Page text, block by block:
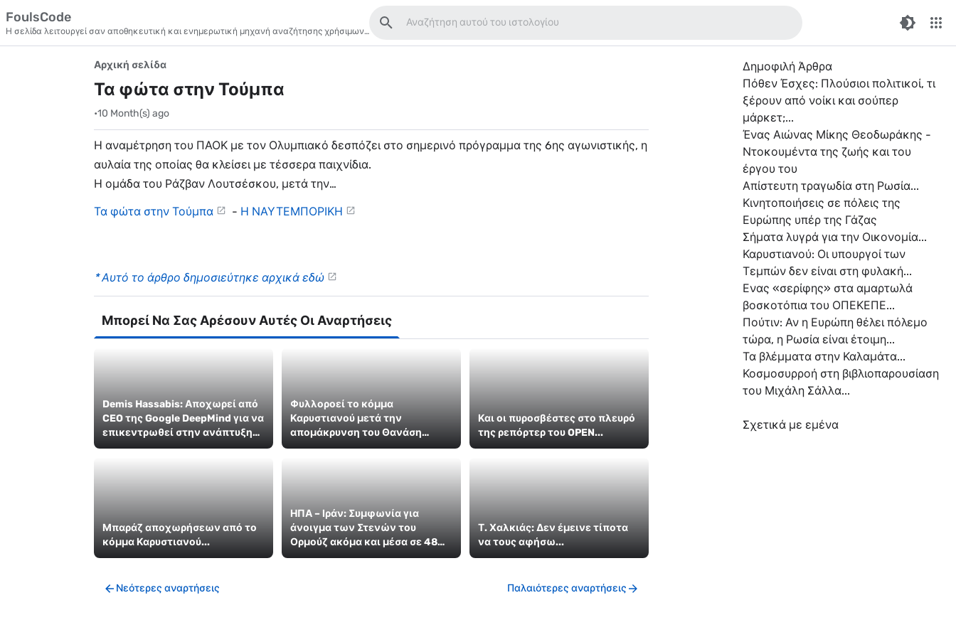
FoulsCode
Η σελίδα λειτουργεί σαν αποθηκευτική και ενημερωτική μηχανή αναζήτησης χρήσιμων…
Αρχική σελίδα
Τα φώτα στην Τούμπα
•10 Month(s) ago
Η αναμέτρηση του ΠΑΟΚ με τον Ολυμπιακό δεσπόζει στο σημερινό πρόγραμμα της 6ης αγωνιστικής, η
αυλαία της οποίας θα κλείσει με τέσσερα παιχνίδια.
Η ομάδα του Ράζβαν Λουτσέσκου, μετά την…
Τα φώτα στην Τούμπα - Η ΝΑΥΤΕΜΠΟΡΙΚΗ
* Αυτό το άρθρο δημοσιεύτηκε αρχικά εδώ
Μπορεί Να Σας Αρέσουν Αυτές Οι Αναρτήσεις
Demis Hassabis: Αποχωρεί από
CEO της Google DeepMind για να
επικεντρωθεί στην ανάπτυξη
του AGI
Φυλλοροεί το κόμμα
Καρυστιανού μετά την
απομάκρυνση του Θανάση
Αυγερινού
Και οι πυροσβέστες στο πλευρό
της ρεπόρτερ του OPEN...
Μπαράζ αποχωρήσεων από το
κόμμα Καρυστιανού...
ΗΠΑ – Ιράν: Συμφωνία για
άνοιγμα των Στενών του
Ορμούζ ακόμα και μέσα σε 48
ώρες
Τ. Χαλκιάς: Δεν έμεινε τίποτα
να τους αφήσω...
Νεότερες αναρτήσεις Παλαιότερες αναρτήσεις
Δημοφιλή Άρθρα
Πόθεν Έσχες: Πλούσιοι πολιτικοί, τι
ξέρουν από νοίκι και σούπερ
μάρκετ;...
Ένας Αιώνας Μίκης Θεοδωράκης -
Ντοκουμέντα της ζωής και του
έργου του
Απίστευτη τραγωδία στη Ρωσία...
Κινητοποιήσεις σε πόλεις της
Ευρώπης υπέρ της Γάζας
Σήματα λυγρά για την Οικονομία...
Καρυστιανού: Οι υπουργοί των
Τεμπών δεν είναι στη φυλακή...
Ενας «σερίφης» στα αμαρτωλά
βοσκοτόπια του ΟΠΕΚΕΠΕ...
Πούτιν: Αν η Ευρώπη θέλει πόλεμο
τώρα, η Ρωσία είναι έτοιμη...
Τα βλέμματα στην Καλαμάτα...
Κοσμοσυρροή στη βιβλιοπαρουσίαση
του Μιχάλη Σάλλα...
Σχετικά με εμένα